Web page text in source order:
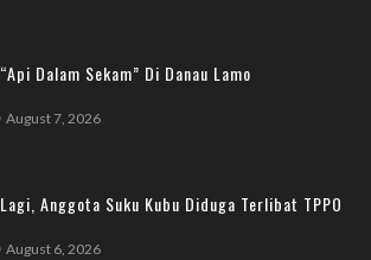
“Api Dalam Sekam” Di Danau Lamo
August 7, 2026
Lagi, Anggota Suku Kubu Diduga Terlibat TPPO
August 6, 2026